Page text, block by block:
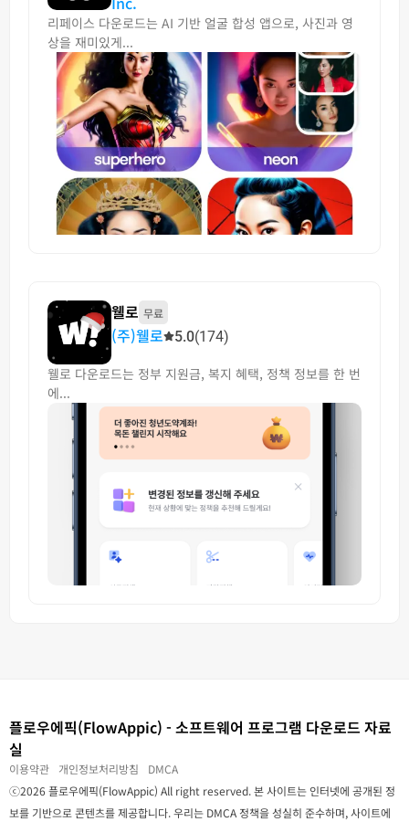
리페이스 다운로드는 AI 기반 얼굴 합성 앱으로, 사진과 영
상을 재미있게...
웰로 무료
(주)웰로 5.0(174)
웰로 다운로드는 정부 지원금, 복지 혜택, 정책 정보를 한 번
에...
플로우에픽(FlowAppic) - 소프트웨어 프로그램 다운로드 자료
실
이용약관 개인정보처리방침
DMCA
ⓒ2026 플로우에픽(FlowAppic) All right reserved. 본 사이트는 인터넷에 공개된 정
보를 기반으로 콘텐츠를 제공합니다. 우리는 DMCA 정책을 성실히 준수하며, 사이트에